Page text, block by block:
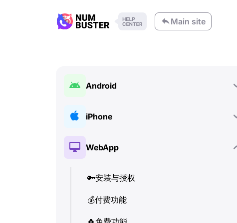
Main site
Android
🔑
📞通话与来电显示 (Caller ID)
💬SMS (文本消息)
iPhone
🔑 安装与授权
WebApp
🔑安装与授权
💰付费功能